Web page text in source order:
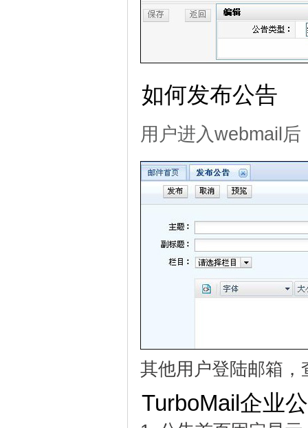
如何发布公告
用户进入webmail后
其他用户登陆邮箱，
TurboMail企业